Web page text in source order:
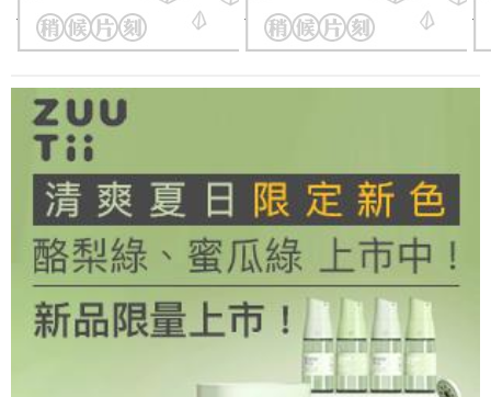
二手價：54折316元
二手價：62折216元
誤